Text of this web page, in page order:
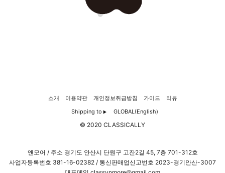
소개 이용약관 개인정보취급방침 가이드
리뷰
Shipping to ▶ GLOBAL(English)
© 2020 CLASSICALLY
앤모어 / 주소 경기도 안산시 단원구 고잔2길 45, 7층 701-312호
사업자등록번호 381-16-02382 / 통신판매업신고번호 2023-경기안산-3007